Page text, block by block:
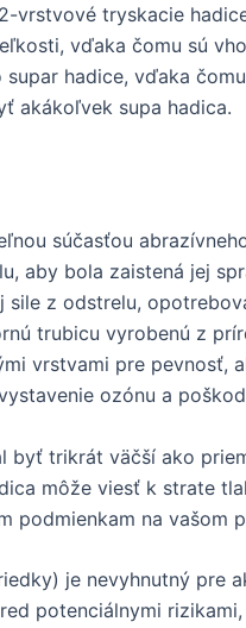
vrstvové tryskacie
vďaka čomu sú
hadice, vďaka
akákoľvek supa hadica.
súčasťou
aby bola zaistená jej
z odstrelu,
trubicu vyrobenú z
vrstvami pre pevnosť,
ozónu a
byť trikrát väčší ako
môže viesť k strate
podmienkam na vašom
je nevyhnutný pre
potenciálnymi